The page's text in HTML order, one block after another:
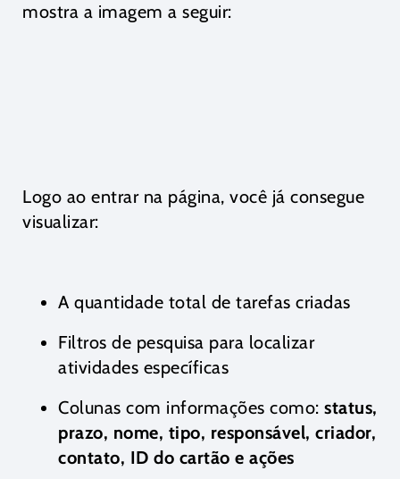
mostra a imagem a seguir:
Logo ao entrar na página, você já consegue
visualizar:
A quantidade total de tarefas criadas
Filtros de pesquisa para localizar
atividades específicas
Colunas com informações como: status,
prazo, nome, tipo, responsável, criador,
contato, ID do cartão e ações